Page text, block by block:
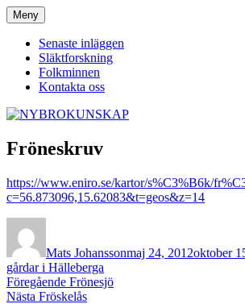
Hoppa
till
innehåll
NYBROKUNSKAP
Meny
Senaste inläggen
Släktforskning
Folkminnen
Kontakta oss
Fröneskruv
https://www.eniro.se/kartor/s%C3%B6k/
c=56.873096,15.62083&t=geos&z=14
Mats Johanssonmaj 24, 2012oktober
gårdar i Hälleberga
Inläggsnavigering
Föregående Föregående
inlägg:
Frönesjö
Nästa Nästa
Fröskelås